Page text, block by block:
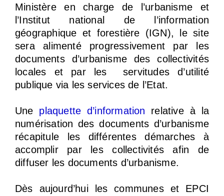
Ministère en charge de l’urbanisme et
l’Institut national de l’information
géographique et forestière (IGN), le site
sera alimenté progressivement par les
documents d’urbanisme des collectivités
locales et par les servitudes d’utilité
publique via les services de l’Etat.
Une plaquette d’information relative à la
numérisation des documents d’urbanisme
récapitule les différentes démarches à
accomplir par les collectivités afin de
diffuser les documents d’urbanisme.
Dès aujourd’hui les communes et EPCI